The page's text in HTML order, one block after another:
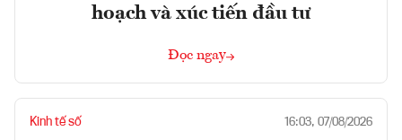
hoạch và xúc tiến đầu tư
Đọc ngay
Kinh tế số 16:03, 07/08/2026